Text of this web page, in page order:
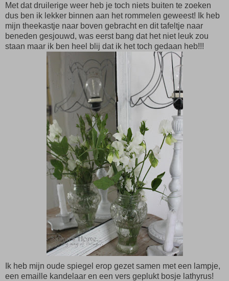
Met dat druilerige weer heb je toch niets buiten te zoeken
dus ben ik lekker binnen aan het rommelen geweest! Ik heb
mijn theekastje naar boven gebracht en dit tafeltje naar
beneden gesjouwd, was eerst bang dat het niet leuk zou
staan maar ik ben heel blij dat ik het toch gedaan heb!!!
Ik heb mijn oude spiegel erop gezet samen met een lampje,
een emaille kandelaar en een vers geplukt bosje lathyrus!